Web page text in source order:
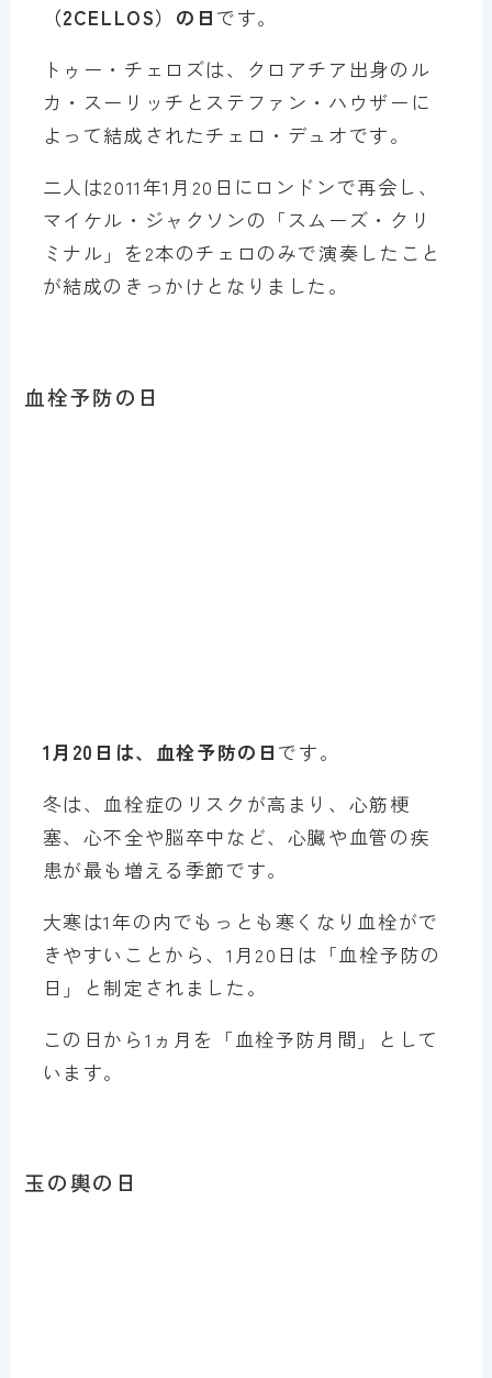
（2CELLOS）の日 です。
トゥー・チェロズは、クロアチア出身のル
カ・スーリッチとステファン・ハウザーに
よって結成されたチェロ・デュオです。
二人は2011年1月20日にロンドンで再会し、
マイケル・ジャクソンの「スムーズ・クリ
ミナル」を2本のチェロのみで演奏したこと
が結成のきっかけとなりました。
血栓予防の日
1月20日は、血栓予防の日 です。
冬は、血栓症のリスクが高まり、心筋梗
塞、心不全や脳卒中など、心臓や血管の疾
患が最も増える季節です。
大寒は1年の内でもっとも寒くなり血栓がで
きやすいことから、1月20日は「血栓予防の
日」と制定されました。
この日から1ヵ月を「血栓予防月間」として
います。
玉の輿の日